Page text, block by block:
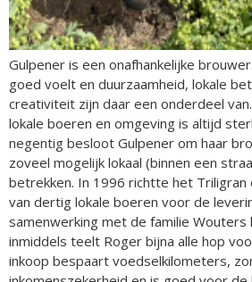
Gulpener is een onafhankelijke
goed voelt en duurzaamheid, lokale
creativiteit zijn daar een onderdeel
lokale boeren en omgeving is altijd
negentig besloot Gulpener om haar
zoveel mogelijk lokaal (binnen een
betrekken. In 1996 richtte het Triligran
van dertig lokale boeren voor de
samenwerking met de familie Wouters
inmiddels teelt Roger bijna alle hop
inkoop bespaart voedselkilometers,